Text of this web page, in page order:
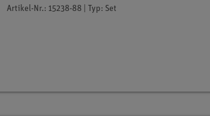
Artikel-Nr.: 15238-88 | Typ: Set